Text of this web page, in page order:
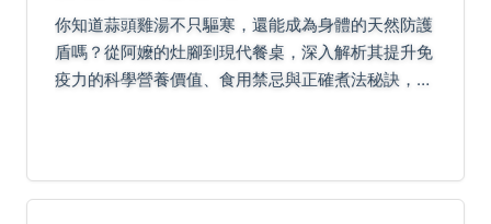
你知道蒜頭雞湯不只驅寒，還能成為身體的天然防護
盾嗎？從阿嬤的灶腳到現代餐桌，深入解析其提升免
疫力的科學營養價值、食用禁忌與正確煮法秘訣，並